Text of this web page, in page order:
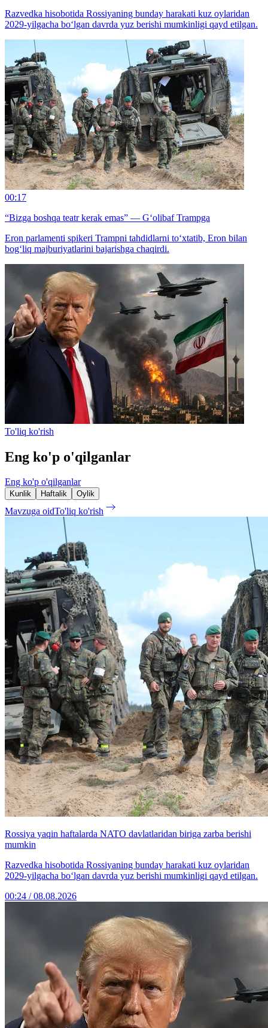
Razvedka hisobotida Rossiyaning bunday harakati kuz oylaridan
2029-yilgacha bo‘lgan davrda yuz berishi mumkinligi qayd etilgan.
00:17
“Bizga boshqa teatr kerak emas” — G‘olibaf Trampga
Eron parlamenti spikeri Trampni tahdidlarni to‘xtatib, Eron bilan
bog‘liq majburiyatlarini bajarishga chaqirdi.
To'liq ko'rish
Eng ko'p o'qilganlar
Eng ko'p o'qilganlar
Kunlik Haftalik Oylik
Mavzuga oidTo'liq ko'rish
Rossiya yaqin haftalarda NATO davlatlaridan biriga zarba berishi
mumkin
Razvedka hisobotida Rossiyaning bunday harakati kuz oylaridan
2029-yilgacha bo‘lgan davrda yuz berishi mumkinligi qayd etilgan.
00:24 / 08.08.2026